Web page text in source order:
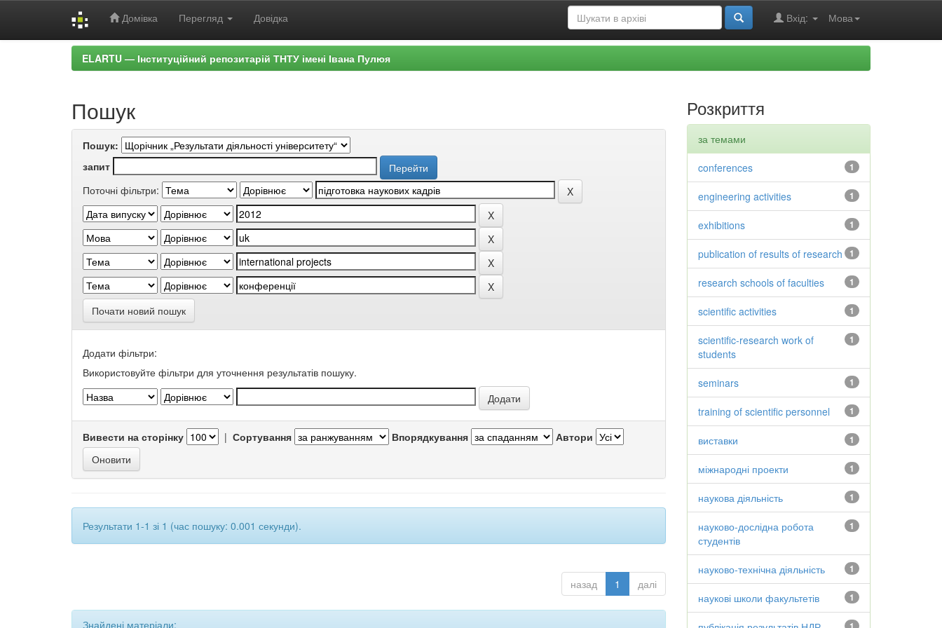
Домівка Перегляд Довідка Мова
Вхід:
ELARTU — Інституційний репозитарій ТНТУ імені Івана Пулюя
Пошук
Пошук:
запит
Поточні фільтри:
Почати новий пошук
Додати фільтри:
Використовуйте фільтри для уточнення результатів пошуку.
Вивести на сторінку | Сортування Впорядкування Автори
Результати 1-1 зі 1 (час пошуку: 0.001 секунди).
назад 1 далі
Знайдені матеріали:
Розкриття
за темами
1
conferences
1
engineering activities
1
exhibitions
1
publication of results of research
1
research schools of faculties
1
scientific activities
1
scientific-research work of
students
1
seminars
1
training of scientific personnel
1
виставки
1
міжнародні проекти
1
наукова діяльність
1
науково-дослідна робота
студентів
1
науково-технічна діяльність
1
наукові школи факультетів